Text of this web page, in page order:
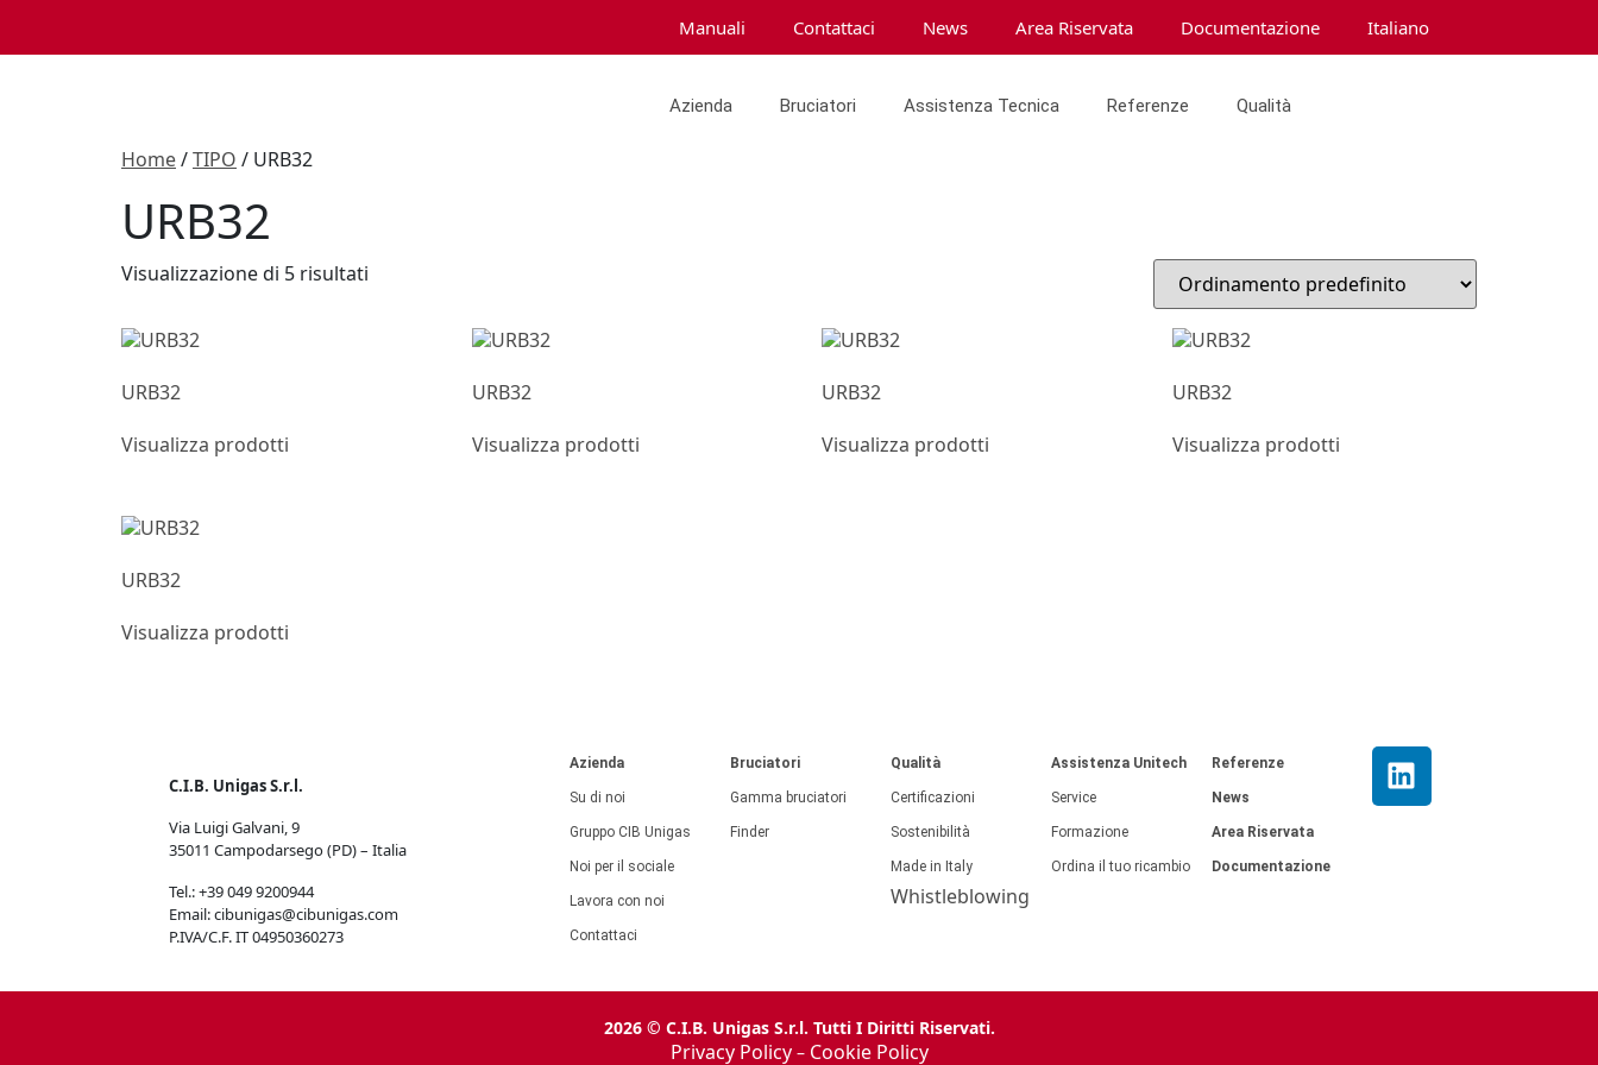
Manuali Contattaci News Area Riservata Documentazione Italiano
Azienda Bruciatori Assistenza Tecnica Referenze Qualità
Home/TIPO / URB32
URB32
Visualizzazione di 5 risultati
URB32
Visualizza prodotti
URB32
Visualizza prodotti
URB32
Visualizza prodotti
URB32
Visualizza prodotti
URB32
Visualizza prodotti
C.I.B. Unigas S.r.l.
Via Luigi Galvani, 9
35011 Campodarsego (PD) – Italia
Tel.: +39 049 9200944
Email: cibunigas@cibunigas.com
P.IVA/C.F. IT 04950360273
Azienda
Su di noi
Gruppo CIB Unigas
Noi per il sociale
Lavora con noi
Contattaci
Bruciatori
Gamma bruciatori
Finder
Qualità
Certificazioni
Sostenibilità
Made in Italy
Whistleblowing
Assistenza Unitech
Service
Formazione
Ordina il tuo ricambio
Referenze
News
Area Riservata
Documentazione
2026 © C.I.B. Unigas S.r.l. Tutti I Diritti Riservati.
Privacy Policy– Cookie Policy